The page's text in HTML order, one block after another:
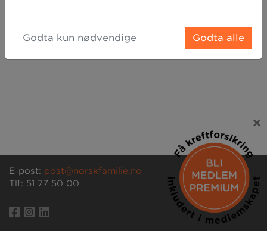
E-post: post@norskfamilie.no
Tlf: 51 77 50 00
×
Godta kun nødvendige Godta alle